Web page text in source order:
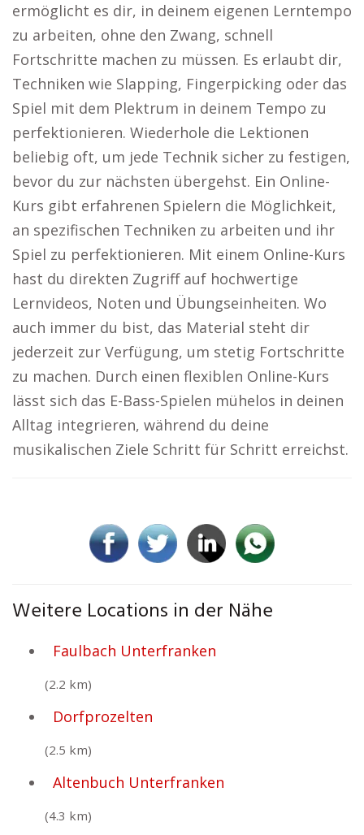
ermöglicht es dir, in deinem eigenen Lerntempo
zu arbeiten, ohne den Zwang, schnell
Fortschritte machen zu müssen. Es erlaubt dir,
Techniken wie Slapping, Fingerpicking oder das
Spiel mit dem Plektrum in deinem Tempo zu
perfektionieren. Wiederhole die Lektionen
beliebig oft, um jede Technik sicher zu festigen,
bevor du zur nächsten übergehst. Ein Online-
Kurs gibt erfahrenen Spielern die Möglichkeit,
an spezifischen Techniken zu arbeiten und ihr
Spiel zu perfektionieren. Mit einem Online-Kurs
hast du direkten Zugriff auf hochwertige
Lernvideos, Noten und Übungseinheiten. Wo
auch immer du bist, das Material steht dir
jederzeit zur Verfügung, um stetig Fortschritte
zu machen. Durch einen flexiblen Online-Kurs
lässt sich das E-Bass-Spielen mühelos in deinen
Alltag integrieren, während du deine
musikalischen Ziele Schritt für Schritt erreichst.
Weitere Locations in der Nähe
Faulbach Unterfranken
(2.2 km)
Dorfprozelten
(2.5 km)
Altenbuch Unterfranken
(4.3 km)